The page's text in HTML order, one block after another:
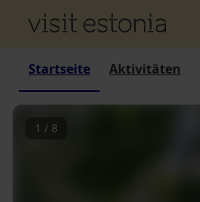
Startseite Aktivitäten
1 / 8